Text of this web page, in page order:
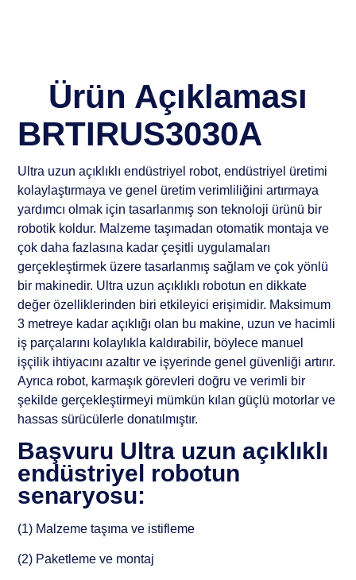
Ürün Açıklaması
BRTIRUS3030A
Ultra uzun açıklıklı endüstriyel robot, endüstriyel üretimi
kolaylaştırmaya ve genel üretim verimliliğini artırmaya
yardımcı olmak için tasarlanmış son teknoloji ürünü bir
robotik koldur. Malzeme taşımadan otomatik montaja ve
çok daha fazlasına kadar çeşitli uygulamaları
gerçekleştirmek üzere tasarlanmış sağlam ve çok yönlü
bir makinedir. Ultra uzun açıklıklı robotun en dikkate
değer özelliklerinden biri etkileyici erişimidir. Maksimum
3 metreye kadar açıklığı olan bu makine, uzun ve hacimli
iş parçalarını kolaylıkla kaldırabilir, böylece manuel
işçilik ihtiyacını azaltır ve işyerinde genel güvenliği artırır.
Ayrıca robot, karmaşık görevleri doğru ve verimli bir
şekilde gerçekleştirmeyi mümkün kılan güçlü motorlar ve
hassas sürücülerle donatılmıştır.
Başvuru Ultra uzun açıklıklı
endüstriyel robotun
senaryosu:
(1) Malzeme taşıma ve istifleme
(2) Paketleme ve montaj